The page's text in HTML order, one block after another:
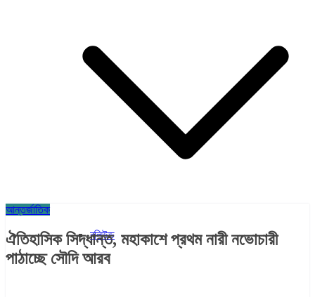
বলিউড
আন্তর্জাতিক
ঐতিহাসিক সিদ্ধান্ত, মহাকাশে প্রথম নারী নভোচারী
পাঠাচ্ছে সৌদি আরব